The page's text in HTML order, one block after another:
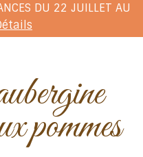
DU 22 JUILLET AU
pommes